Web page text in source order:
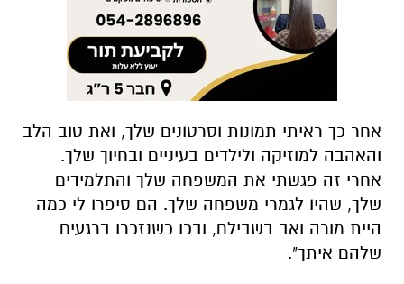
אחר כך ראיתי תמונות וסרטונים שלך, ואת טוב הלב
והאהבה למוזיקה ולילדים בעיניים ובחיוך שלך.
אחרי זה פגשתי את המשפחה שלך והתלמידים
שלך, שהיו לגמרי משפחה שלך. הם סיפרו לי כמה
היית מורה ואב בשבילם, ובכו כשנזכרו ברגעים
שלהם איתך".